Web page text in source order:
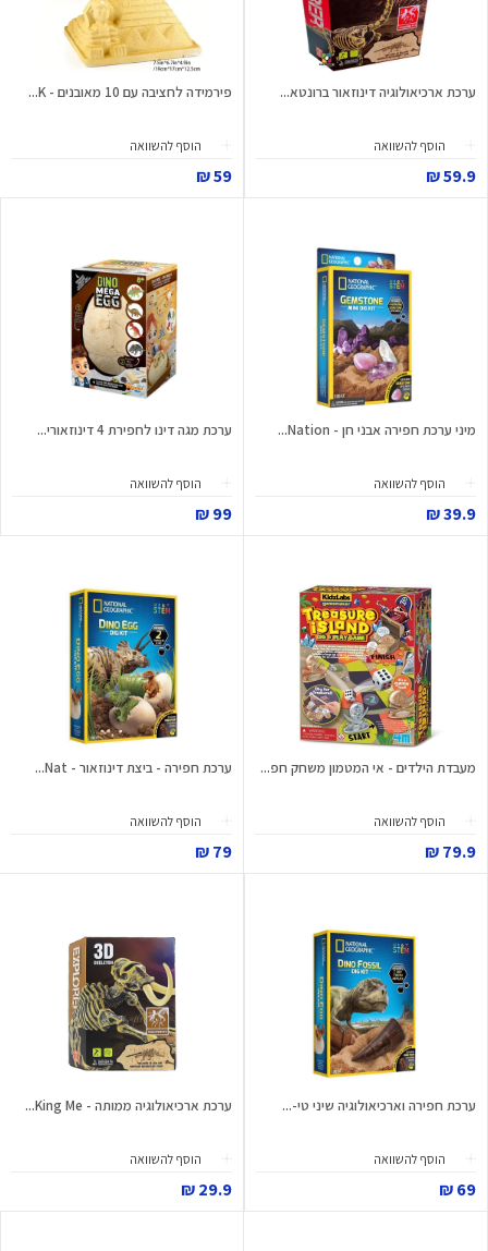
ערכת ארכיאולוגיה דינוזאור ברונטא...
הוסף להשוואה
59.9 ₪
פירמידה לחציבה עם 10 מאובנים - K...
הוסף להשוואה
59 ₪
מיני ערכת חפירה אבני חן - Nation...
הוסף להשוואה
39.9 ₪
ערכת מגה דינו לחפירת 4 דינוזאורי...
הוסף להשוואה
99 ₪
מעבדת הילדים - אי המטמון משחק חפ...
הוסף להשוואה
79.9 ₪
ערכת חפירה - ביצת דינוזאור - Nat...
הוסף להשוואה
79 ₪
ערכת חפירה וארכיאולוגיה שיני טי-...
הוסף להשוואה
69 ₪
ערכת ארכיאולוגיה ממותה - King Me...
הוסף להשוואה
29.9 ₪